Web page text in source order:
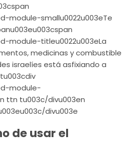
module-smallu0022u003eTe
module-titleu0022u003eLa
medicinas y combustible
israelíes está asfixiando a
module-
ttn tu003c/divu003en
divu003e
de usar el